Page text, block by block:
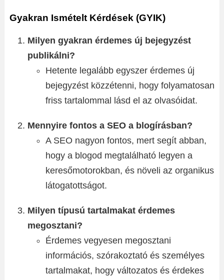
Gyakran Ismételt Kérdések (GYIK)
Milyen gyakran érdemes új bejegyzést
publikálni?
Hetente legalább egyszer érdemes új
bejegyzést közzétenni, hogy folyamatosan
friss tartalommal lásd el az olvasóidat.
Mennyire fontos a SEO a blogírásban?
A SEO nagyon fontos, mert segít abban,
hogy a blogod megtalálható legyen a
keresőmotorokban, és növeli az organikus
látogatottságot.
Milyen típusú tartalmakat érdemes
megosztani?
Érdemes vegyesen megosztani
információs, szórakoztató és személyes
tartalmakat, hogy változatos és érdekes